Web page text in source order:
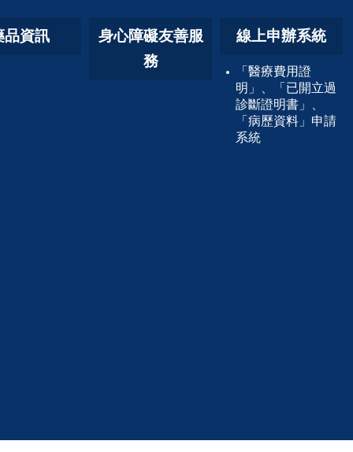
品資訊
身心障礙友善服
務
線上申辦系統
「醫療費用證
明」、「已開立過
診斷證明書」、
「病歷資料」申請
系統